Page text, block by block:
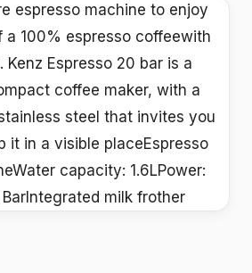
espresso machine to enjoy
100% espresso coffeewith
Kenz Espresso 20 bar is a
coffee maker, with a
steel that invites you
it in a visible placeEspresso
capacity: 1.6LPower:
milk frother